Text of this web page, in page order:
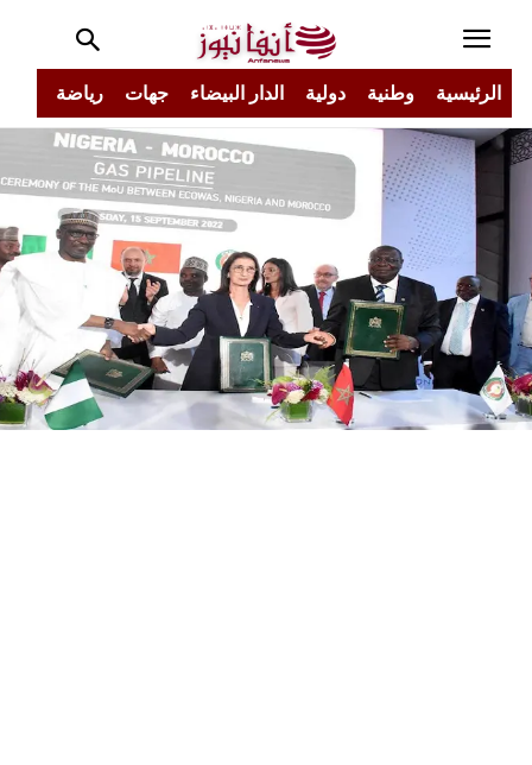
الرئيسية وطنية دولية الدار البيضاء جهات رياضة